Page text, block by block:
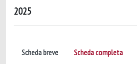
2025
Scheda breve Scheda completa